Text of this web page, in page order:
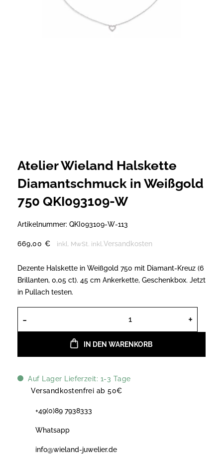
Atelier Wieland Halskette
Diamantschmuck in Weißgold
750 QKI093109-W
Artikelnummer: QKI093109-W-113
669,00 € inkl. MwSt. inkl. Versandkosten
Dezente Halskette in Weißgold 750 mit Diamant-Kreuz (6
Brillanten, 0,05 ct). 45 cm Ankerkette, Geschenkbox. Jetzt
in Pullach testen.
Atelier Wieland Halskette
IN DEN WARENKORB
Auf Lager Lieferzeit: 1-3 Tage
Versandkostenfrei ab 50€
+49(0)89 7938333
Whatsapp
info@wieland-juwelier.de